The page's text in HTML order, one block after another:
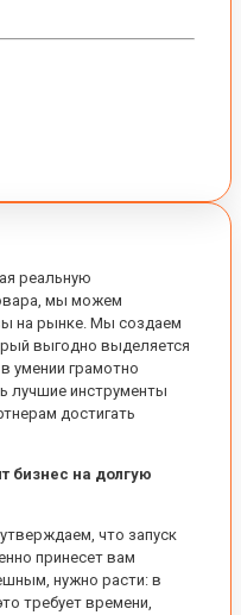
реальную
мы можем
на рынке. Мы создаем
выгодно выделяется
умении грамотно
лучшие инструменты
достигать
бизнес на долгую
что запуск
принесет вам
нужно расти: в
требует времени,